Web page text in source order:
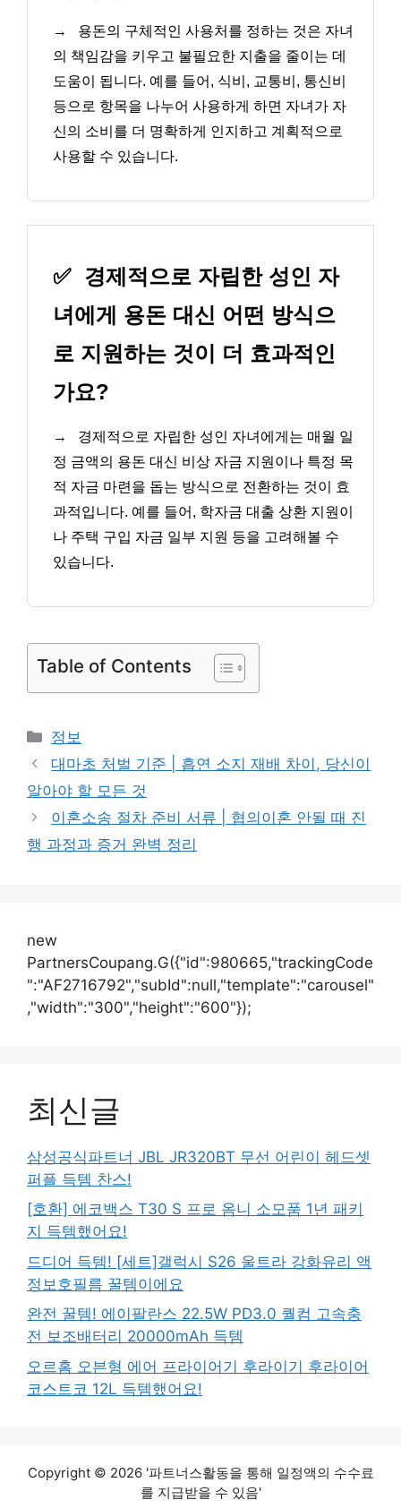
→
용돈의 구체적인 사용처를 정하는 것은 자녀
의 책임감을 키우고 불필요한 지출을 줄이는 데
도움이 됩니다. 예를 들어, 식비, 교통비, 통신비
등으로 항목을 나누어 사용하게 하면 자녀가 자
신의 소비를 더 명확하게 인지하고 계획적으로
사용할 수 있습니다.
✅ 경제적으로 자립한 성인 자
녀에게 용돈 대신 어떤 방식으
로 지원하는 것이 더 효과적인
가요?
→
경제적으로 자립한 성인 자녀에게는 매월 일
정 금액의 용돈 대신 비상 자금 지원이나 특정 목
적 자금 마련을 돕는 방식으로 전환하는 것이 효
과적입니다. 예를 들어, 학자금 대출 상환 지원이
나 주택 구입 자금 일부 지원 등을 고려해볼 수
있습니다.
Table of Contents
카
테
고
리
정보
대마초 처벌 기준 | 흡연 소지 재배 차이, 당신이
알아야 할 모든 것
이혼소송 절차 준비 서류 | 협의이혼 안될 때 진
행 과정과 증거 완벽 정리
new
PartnersCoupang.G({"id":980665,"trackingCode
":"AF2716792","subId":null,"template":"carousel"
,"width":"300","height":"600"});
최신글
삼성공식파트너 JBL JR320BT 무선 어린이 헤드셋
퍼플 득템 찬스!
[호환] 에코백스 T30 S 프로 옴니 소모품 1년 패키
지 득템했어요!
드디어 득템! [세트]갤럭시 S26 울트라 강화유리 액
정보호필름 꿀템이에요
완전 꿀템! 에이팔란스 22.5W PD3.0 퀄컴 고속충
전 보조배터리 20000mAh 득템
오르홈 오븐형 에어 프라이어기 후라이기 후라이어
코스트코 12L 득템했어요!
Copyright © 2026 '파트너스활동을 통해 일정액의 수수료
를 지급받을 수 있음'